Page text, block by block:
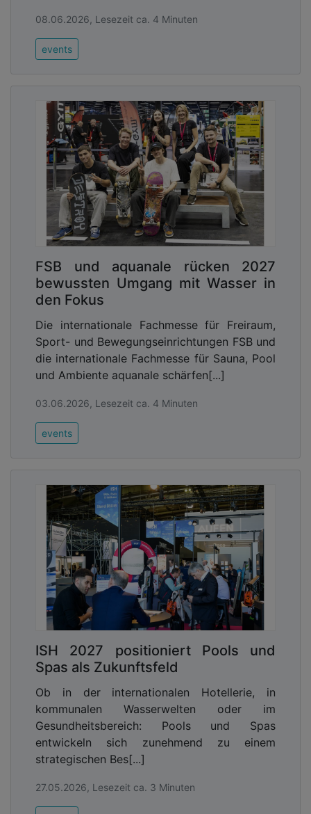
08.06.2026, Lesezeit ca. 4 Minuten
events
FSB und aquanale rücken 2027
bewussten Umgang mit Wasser in
den Fokus
Die internationale Fachmesse für Freiraum,
Sport- und Bewegungseinrichtungen FSB und
die internationale Fachmesse für Sauna, Pool
und Ambiente aquanale schärfen[...]
03.06.2026, Lesezeit ca. 4 Minuten
events
ISH 2027 positioniert Pools und
Spas als Zukunftsfeld
Ob in der internationalen Hotellerie, in
kommunalen Wasserwelten oder im
Gesundheitsbereich: Pools und Spas
entwickeln sich zunehmend zu einem
strategischen Bes[...]
27.05.2026, Lesezeit ca. 3 Minuten